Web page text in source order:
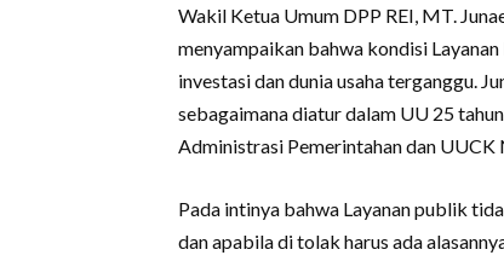
Wakil Ketua Umum DPP REI, MT.
menyampaikan bahwa kondisi
investasi dan dunia usaha terganggu.
sebagaimana diatur dalam UU 25
Administrasi Pemerintahan dan UUCK
Pada intinya bahwa Layanan publik
dan apabila di tolak harus ada